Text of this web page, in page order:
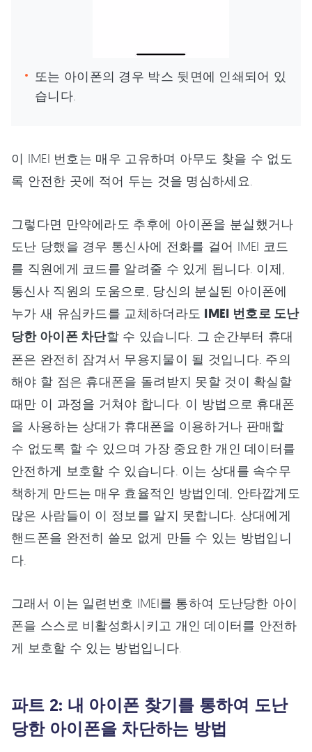
또는 아이폰의 경우 박스 뒷면에 인쇄되어 있
습니다.
이 IMEI 번호는 매우 고유하며 아무도 찾을 수 없도
록 안전한 곳에 적어 두는 것을 명심하세요.
그렇다면 만약에라도 추후에 아이폰을 분실했거나
도난 당했을 경우 통신사에 전화를 걸어 IMEI 코드
를 직원에게 코드를 알려줄 수 있게 됩니다. 이제,
통신사 직원의 도움으로, 당신의 분실된 아이폰에
누가 새 유심카드를 교체하더라도 IMEI 번호로 도난
당한 아이폰 차단할 수 있습니다. 그 순간부터 휴대
폰은 완전히 잠겨서 무용지물이 될 것입니다. 주의
해야 할 점은 휴대폰을 돌려받지 못할 것이 확실할
때만 이 과정을 거쳐야 합니다. 이 방법으로 휴대폰
을 사용하는 상대가 휴대폰을 이용하거나 판매할
수 없도록 할 수 있으며 가장 중요한 개인 데이터를
안전하게 보호할 수 있습니다. 이는 상대를 속수무
책하게 만드는 매우 효율적인 방법인데, 안타깝게도
많은 사람들이 이 정보를 알지 못합니다. 상대에게
핸드폰을 완전히 쓸모 없게 만들 수 있는 방법입니
다.
그래서 이는 일련번호 IMEI를 통하여 도난당한 아이
폰을 스스로 비활성화시키고 개인 데이터를 안전하
게 보호할 수 있는 방법입니다.
파트 2: 내 아이폰 찾기를 통하여 도난
당한 아이폰을 차단하는 방법